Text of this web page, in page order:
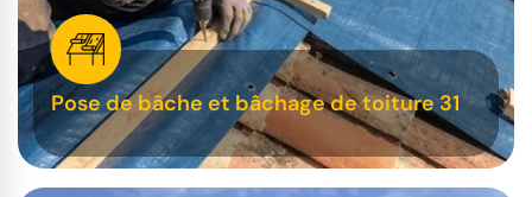
Pose de bâche et bâchage de toiture 31